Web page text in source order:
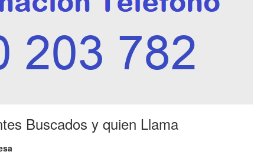
Buscados y quien Llama